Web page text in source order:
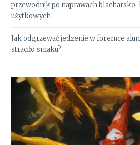
przewodnik po naprawach
użytkowych
Jak odgrzewać jedzenie w foremce
straciło smaku?